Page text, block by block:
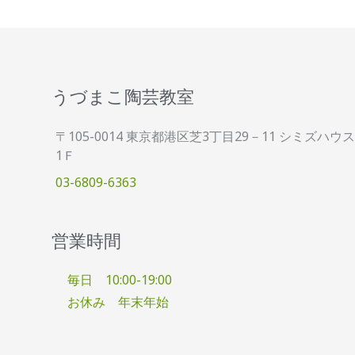
うづまこ陶芸教室
〒105-0014 東京都港区芝3丁目29－11 シミズハウス
1Ｆ
03-6809-6363
営業時間
毎日 10:00-19:00
お休み 年末年始